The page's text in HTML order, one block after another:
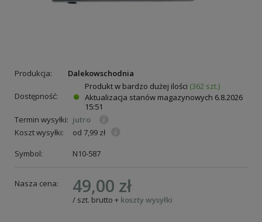
Produkcja: Dalekowschodnia
Dostępność:
Produkt w bardzo dużej ilości (362 szt.)
Aktualizacja stanów magazynowych 6.8.2026
15:51
Termin wysyłki: jutro
Koszt wysyłki:
od 7,99 zł
Symbol:
N10-587
Nasza cena: 49,00 zł
/ szt. brutto + koszty wysyłki